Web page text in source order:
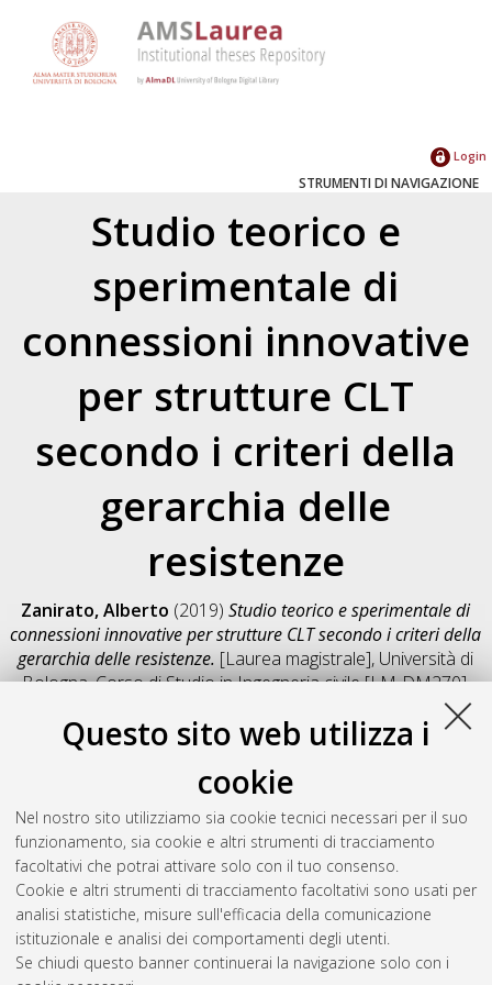
Questo sito web utilizza i
cookie
Nel nostro sito utilizziamo sia cookie tecnici necessari per il suo
funzionamento, sia cookie e altri strumenti di tracciamento
facoltativi che potrai attivare solo con il tuo consenso.
Cookie e altri strumenti di tracciamento facoltativi sono usati per
analisi statistiche, misure sull'efficacia della comunicazione
istituzionale e analisi dei comportamenti degli utenti.
Se chiudi questo banner continuerai la navigazione solo con i
Login
STRUMENTI DI NAVIGAZIONE
Studio teorico e
sperimentale di
connessioni innovative
per strutture CLT
secondo i criteri della
gerarchia delle
resistenze
Zanirato, Alberto (2019)Studio teorico e sperimentale di
connessioni innovative per strutture CLT secondo i criteri della
gerarchia delle resistenze. [Laurea magistrale], Università di
Bologna, Corso di Studio inIngegneria civile [LM-DM270],
Salva citazione
Condividi
Il full-text non è disponibile per scelta dell'autore. (
Abstract
Altri metadati
Gestione del documento: